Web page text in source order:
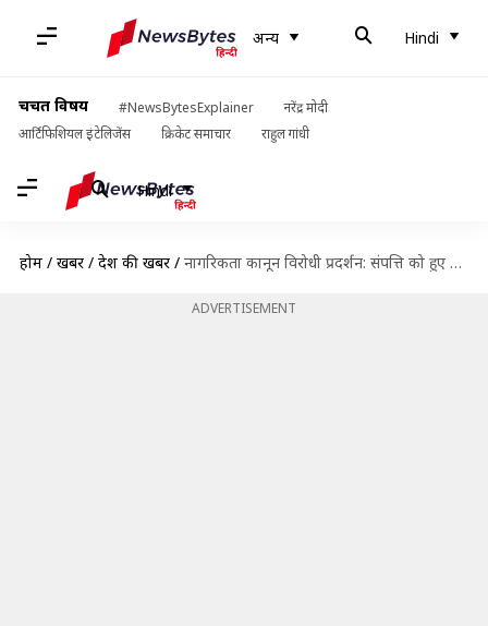
अन्य Hindi
चर्चित विषय #NewsBytesExplainer
नरेंद्र मोदी
आर्टिफिशियल इंटेलिजेंस
क्रिकेट समाचार राहुल गांधी
Hindi
होम / खबरें / देश की खबरें / नागरिकता कानून विरोधी प्रदर्शन: संपत्ति को हुए 80 करोड़ रुपये के नुकसान की वसूली करेगा रेलवे
ADVERTISEMENT